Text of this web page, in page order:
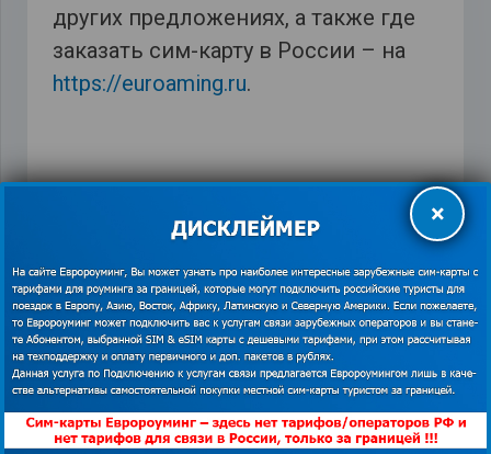
других предложениях, а также где
заказать сим-карту в России – на
https://euroaming.ru.
глобалсим,Каникулы в Таллине
купить
сим карту в России
роуминг В
Эстонии,тариф «Балтийский»
×